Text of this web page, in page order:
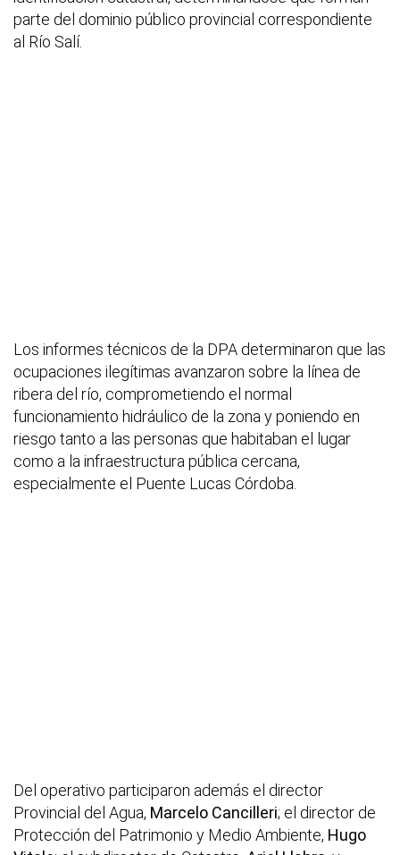
parte del dominio público provincial correspondiente
al Río Salí.
Los informes técnicos de la DPA determinaron que las
ocupaciones ilegítimas avanzaron sobre la línea de
ribera del río, comprometiendo el normal
funcionamiento hidráulico de la zona y poniendo en
riesgo tanto a las personas que habitaban el lugar
como a la infraestructura pública cercana,
especialmente el Puente Lucas Córdoba.
Del operativo participaron además el director
Provincial del Agua, Marcelo Cancilleri; el director de
Protección del Patrimonio y Medio Ambiente, Hugo